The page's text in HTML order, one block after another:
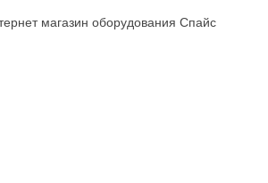
магазин оборудования Спайс